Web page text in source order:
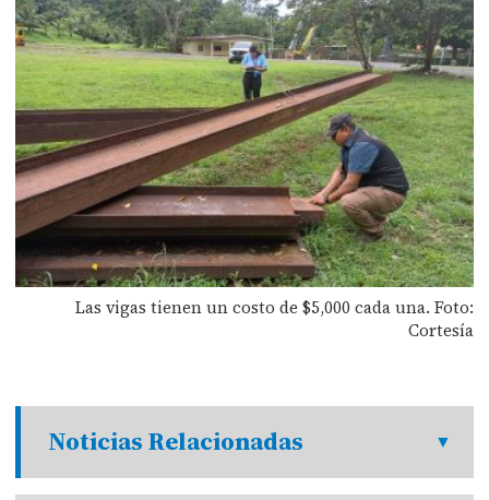
Las vigas tienen un costo de $5,000 cada una. Foto:
Cortesía
Noticias Relacionadas